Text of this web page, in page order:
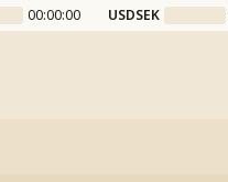
00:00:00 USDSEK